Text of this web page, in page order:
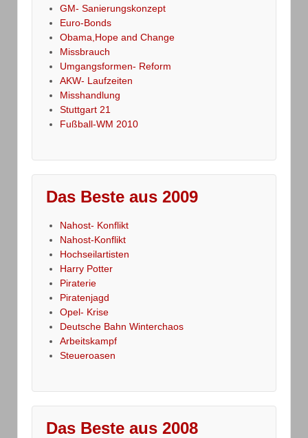
GM- Sanierungskonzept
Euro-Bonds
Obama,Hope and Change
Missbrauch
Umgangsformen- Reform
AKW- Laufzeiten
Misshandlung
Stuttgart 21
Fußball-WM 2010
Das Beste aus 2009
Nahost- Konflikt
Nahost-Konflikt
Hochseilartisten
Harry Potter
Piraterie
Piratenjagd
Opel- Krise
Deutsche Bahn Winterchaos
Arbeitskampf
Steueroasen
Das Beste aus 2008